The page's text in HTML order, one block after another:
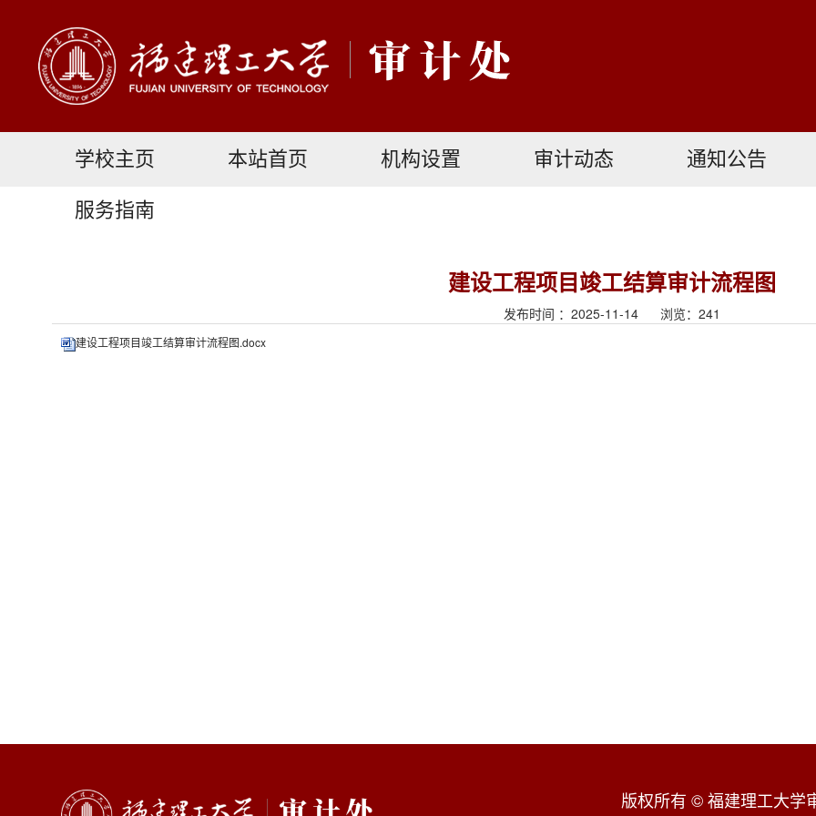
学校主页 本站首页 机构设置 审计动态
通知公告
服务指南
建设工程项目竣工结算审计流程图
发布时间 ：2025-11-14 浏览： 241
建设工程项目竣工结算审计流程图.docx
版权所有 © 福建理工大学